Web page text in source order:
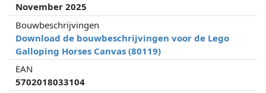
November 2025
Bouwbeschrijvingen
Download de bouwbeschrijvingen voor de Lego
Galloping Horses Canvas (80119)
EAN
5702018033104